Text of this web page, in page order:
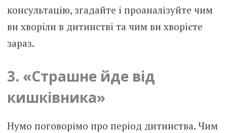
консультацію, згадайте і проаналізуйте чим
ви хворіли в дитинстві та чим ви хворієте
зараз.
3. «Страшне йде від
кишківника»
Нумо поговорімо про період дитинства. Чим